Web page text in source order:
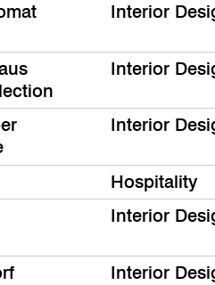
Interior
Interior
Interior
Hospitality
Interior
Interior